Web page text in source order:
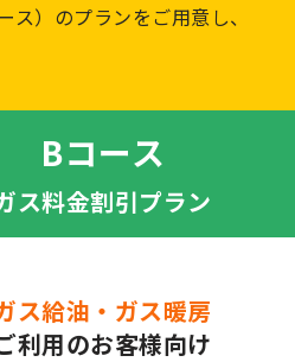
ス）のプランをご用意し、
Bコース
ス料金割引プラン
ス給油・ガス暖房
利用のお客様向け